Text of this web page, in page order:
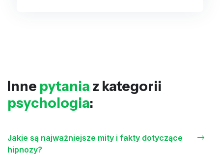
Inne pytania z kategorii
psychologia:
Jakie są najważniejsze mity i fakty dotyczące
hipnozy?